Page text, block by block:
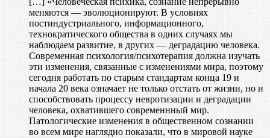
меняются — эволюционируют. В условиях
постиндустриального, информационного,
технократического общества в одних случаях мы
наблюдаем развитие, в других — деградацию человека.
Современная психология/психотерапия должна изучать
эти изменения, связанные с изменениями мира, поэтому
сегодня работать по старым стандартам конца 19 и
начала 20 века означает не только отстать от жизни, но и
способствовать процессу невротизации и деградации
человека, охватившего современнный мир.
Патологические изменения в общественном сознании
во всем мире наглядно показали, что в мировой науке